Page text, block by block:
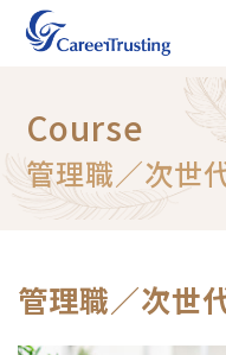
Course
管理職／次世
管理職／次世